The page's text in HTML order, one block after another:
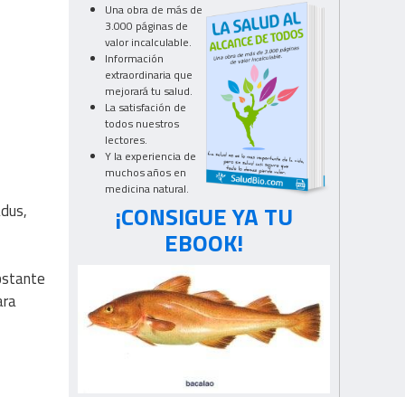
Una obra de más de
3.000 páginas de
valor incalculable.
Información
extraordinaria que
mejorará tu salud.
La satisfación de
todos nuestros
lectores.
Y la experiencia de
muchos años en
medicina natural.
¡CONSIGUE YA TU
EBOOK!